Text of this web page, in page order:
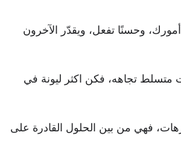
وحسنًا تفعل، ويقدّر الآخرون
متسلط تجاهه، فكن اكثر ليونة في
فهي من بين الحلول القادرة على